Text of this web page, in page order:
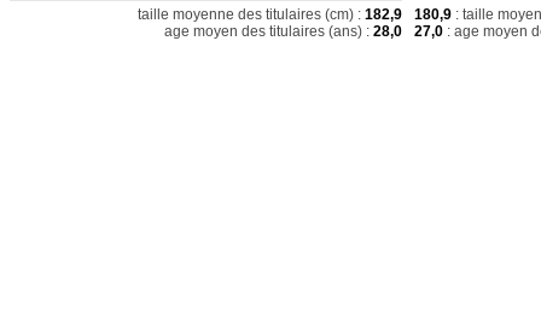
taille moyenne des titulaires (cm) : 182,9
age moyen des titulaires (ans) : 28,0
180,9 : taille
27,0 : age moyen